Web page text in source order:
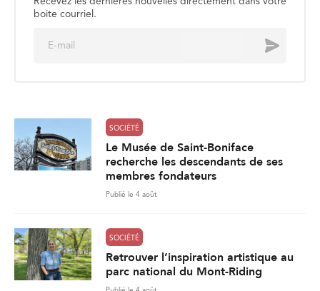
recherche les descendants de ses
SOCIÉTÉ
Retrouver l’inspiration artistique au
parc national du Mont-Riding
Publié le 4 août
La sécurité aquatique, un enjeu
estival
Publié le 3 août